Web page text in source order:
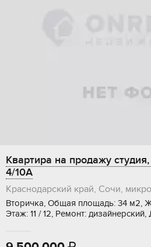
Квартира на продажу
4/10А
Краснодарский край, Сочи,
Вторичка, Общая площадь: 34 м2,
Этаж: 11 / 12, Ремонт: